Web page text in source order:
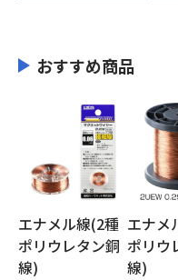
おすすめ商品
エナメル線(2種
ポリウレタン銅
線)
エナメ
ポリウ
線)